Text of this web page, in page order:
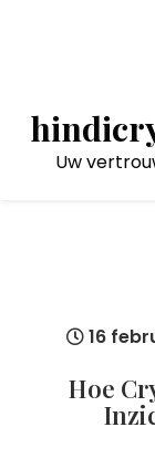
Uw
16
Hoe